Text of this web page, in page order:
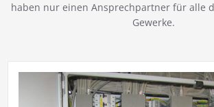
haben nur einen Ansprechpartner für alle
Gewerke.